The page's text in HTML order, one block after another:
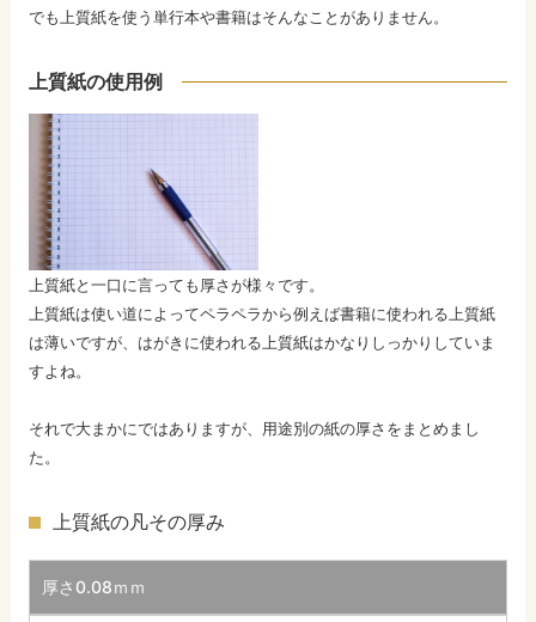
でも上質紙を使う単行本や書籍はそんなことがありません。
上質紙の使用例
上質紙と一口に言っても厚さが様々です。
上質紙は使い道によってペラペラから例えば書籍に使われる上質紙
は薄いですが、はがきに使われる上質紙はかなりしっかりしていま
すよね。
それで大まかにではありますが、用途別の紙の厚さをまとめまし
た。
上質紙の凡その厚み
厚さ0.08ｍｍ